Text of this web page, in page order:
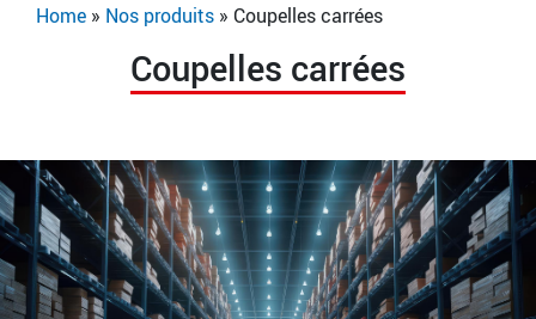
Home » Nos produits » Coupelles carrées
Coupelles carrées